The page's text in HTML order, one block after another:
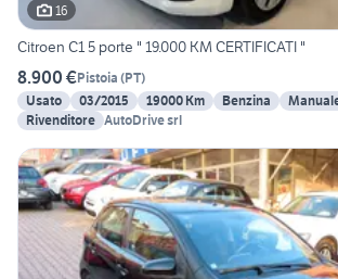
16
Citroen C1 5 porte " 19.000 KM CERTIFICATI "
8.900 €Pistoia (PT)
Usato
03/2015 19000 Km Benzina
Rivenditore AutoDrive srl